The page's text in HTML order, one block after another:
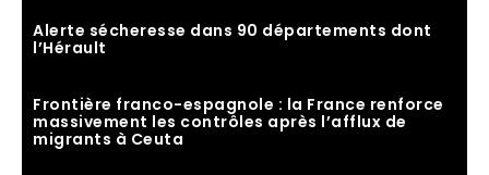
Alerte sécheresse dans 90 départements dont
l’Hérault
Frontière franco-espagnole : la France renforce
massivement les contrôles après l’afflux de
migrants à Ceuta